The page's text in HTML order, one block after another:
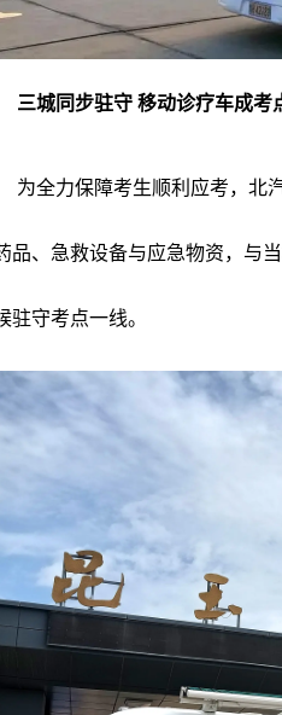
三城同步驻守 移动诊疗车成考
为全力保障考生顺利应考，北
品、急救设备与应急物资，与
驻守考点一线。